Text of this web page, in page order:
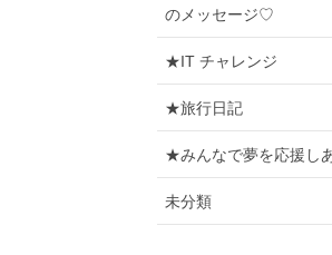
のメッセージ♡
★IT チャレンジ
★旅行日記
★みんなで夢を応援し
未分類